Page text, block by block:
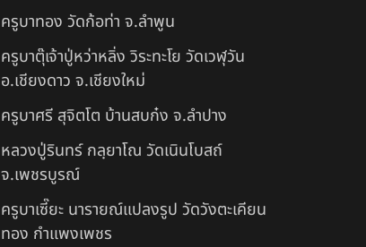
ครูบาทอง วัดก้อท่า จ.ลำพูน
ครูบาตุ๊เจ้าปู่หว่าหลิ่ง วิระทะโย วัดเวฬุวัน
อ.เชียงดาว จ.เชียงใหม่
ครูบาศรี สุจิตโต บ้านสบก๋ง จ.ลำปาง
หลวงปู่รินทร์ กลฺยาโณ วัดเนินโบสถ์
จ.เพชรบูรณ์
ครูบาเซี๊ยะ นารายณ์แปลงรูป วัดวังตะเคียน
ทอง กำแพงเพชร